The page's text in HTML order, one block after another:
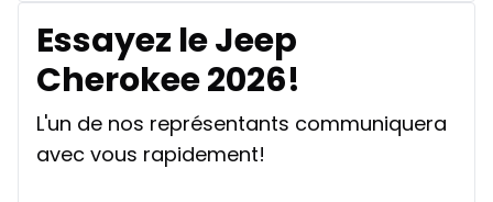
Essayez le Jeep
Cherokee 2026!
L'un de nos représentants communiquera
avec vous rapidement!